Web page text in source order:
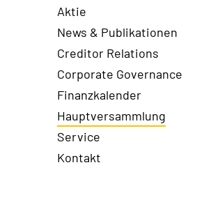
Aktie
News & Publikationen
Creditor Relations
Corporate Governance
Finanzkalender
Hauptversammlung
Service
Kontakt